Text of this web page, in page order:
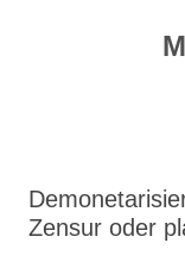
Zensur oder